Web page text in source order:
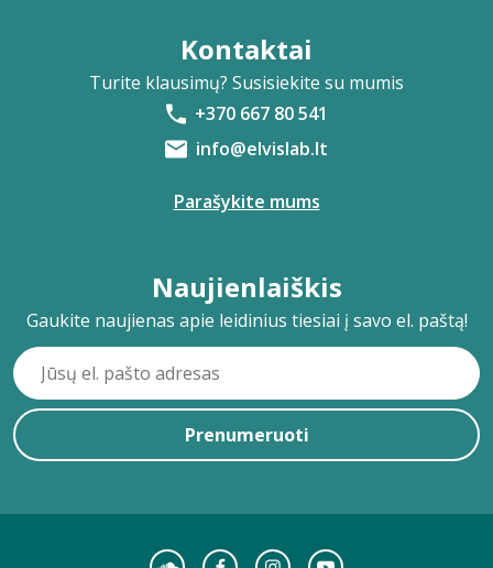
Kontaktai
Turite klausimų? Susisiekite su mumis
+370 667 80 541
info@elvislab.lt
Parašykite mums
Naujienlaiškis
Gaukite naujienas apie leidinius tiesiai į savo el. paštą!
Prenumeruoti